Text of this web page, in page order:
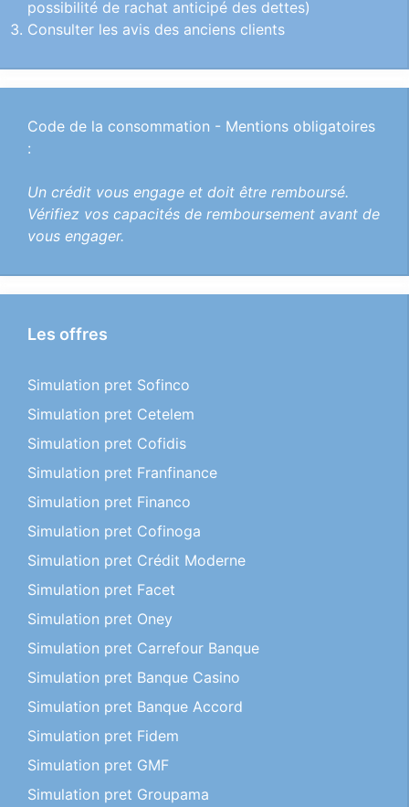
possibilité de rachat anticipé des dettes)
Consulter les avis des anciens clients
Code de la consommation - Mentions obligatoires
:
Un crédit vous engage et doit être remboursé.
Vérifiez vos capacités de remboursement avant de
vous engager.
Les offres
Simulation pret Sofinco
Simulation pret Cetelem
Simulation pret Cofidis
Simulation pret Franfinance
Simulation pret Financo
Simulation pret Cofinoga
Simulation pret Crédit Moderne
Simulation pret Facet
Simulation pret Oney
Simulation pret Carrefour Banque
Simulation pret Banque Casino
Simulation pret Banque Accord
Simulation pret Fidem
Simulation pret GMF
Simulation pret Groupama